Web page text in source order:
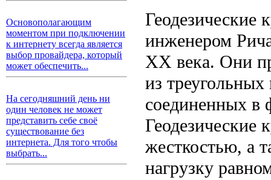
Основополагающим
моментом при подключении
к интернету всегда является
выбор провайдера, который
может обеспечить...
На сегодняшний день ни
один человек не может
представить себе своё
существование без
интернета. Для того чтобы
выбрать...
Геодезические
инженером
XX века. Они
из
соединенных в
Геодезические
жесткостью, а
нагрузку